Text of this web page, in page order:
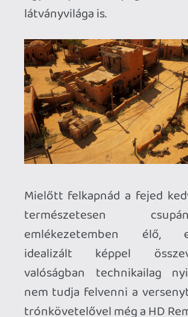
foglalatoskodnak...egyszóval élettel
töltötték meg a fejlesztők az immáron
művészeti dizájn egyértelműen
inspirálódik az elődökből és a pályák is
hasonló gondossággal vannak felépítve:
itt semmi sem csak egy látványelem,
ebben a játékban az utolsó tartálynak,
sziklának, hordónak, homokzsáknak,
pecunak vagy bármilyen más elhelyezett
épületnek, tereptárgynak fontos szerepe
van a játékmenetben.
Yeah, and what else?
A demót kipróbálva megkönnyebbültem,
hogy érintetlenül hagyták a sokszor
bizonyított és hibátlanul működő
játékmechanikákat, ezzel egyidejűleg
hiányoltam az igazi újításokat, nem
tudtam a jól csengő brand mögötti